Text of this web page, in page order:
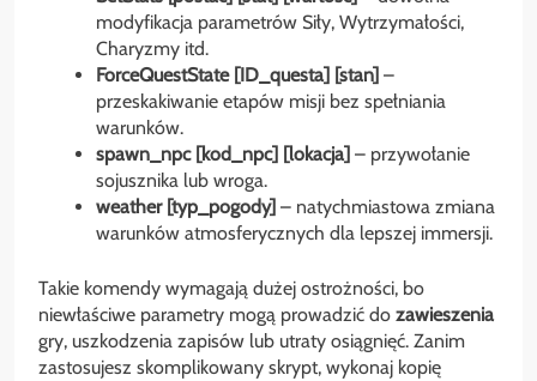
modyfikacja parametrów Siły, Wytrzymałości,
Charyzmy itd.
ForceQuestState [ID_questa] [stan] –
przeskakiwanie etapów misji bez spełniania
warunków.
spawn_npc [kod_npc] [lokacja] – przywołanie
sojusznika lub wroga.
weather [typ_pogody] – natychmiastowa zmiana
warunków atmosferycznych dla lepszej immersji.
Takie komendy wymagają dużej ostrożności, bo
niewłaściwe parametry mogą prowadzić do zawieszenia
gry, uszkodzenia zapisów lub utraty osiągnięć. Zanim
zastosujesz skomplikowany skrypt, wykonaj kopię